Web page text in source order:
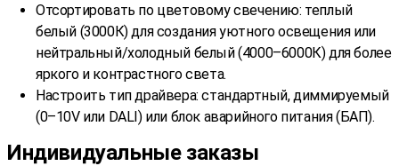
Отсортировать по цветовому свечению: теплый
белый (3000К) для создания уютного освещения или
нейтральный/холодный белый (4000–6000К) для более
яркого и контрастного света.
Настроить тип драйвера: стандартный, диммируемый
(0–10V или DALI) или блок аварийного питания (БАП).
Индивидуальные заказы